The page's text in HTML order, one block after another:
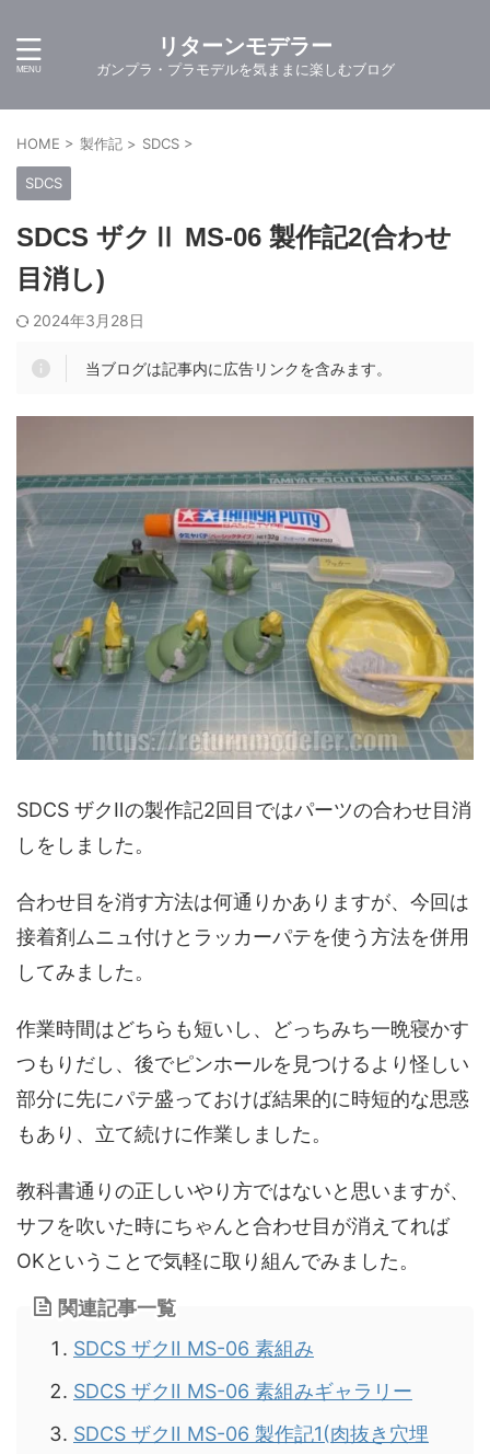
リターンモデラー
ガンプラ・プラモデルを気ままに楽しむブログ
HOME > 製作記 > SDCS >
SDCS
SDCS ザクⅡ MS-06 製作記2(合わせ
目消し)
2024年3月28日
当ブログは記事内に広告リンクを含みます。
SDCS ザクⅡの製作記2回目ではパーツの合わせ目消
しをしました。
合わせ目を消す方法は何通りかありますが、今回は
接着剤ムニュ付けとラッカーパテを使う方法を併用
してみました。
作業時間はどちらも短いし、どっちみち一晩寝かす
つもりだし、後でピンホールを見つけるより怪しい
部分に先にパテ盛っておけば結果的に時短的な思惑
もあり、立て続けに作業しました。
教科書通りの正しいやり方ではないと思いますが、
サフを吹いた時にちゃんと合わせ目が消えてれば
OKということで気軽に取り組んでみました。
関連記事一覧
SDCS ザクⅡ MS-06 素組み
SDCS ザクⅡ MS-06 素組みギャラリー
SDCS ザクⅡ MS-06 製作記1(肉抜き穴埋